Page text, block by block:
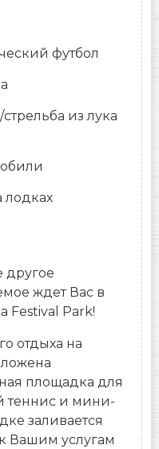
футбол
из лука
лодках
другое
ждет Вас в
Festival Park!
отдыха на
площадка для
теннис и мини-
заливается
Вашим услугам